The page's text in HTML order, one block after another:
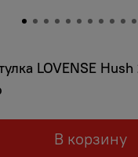
LOVENSE
В корзину